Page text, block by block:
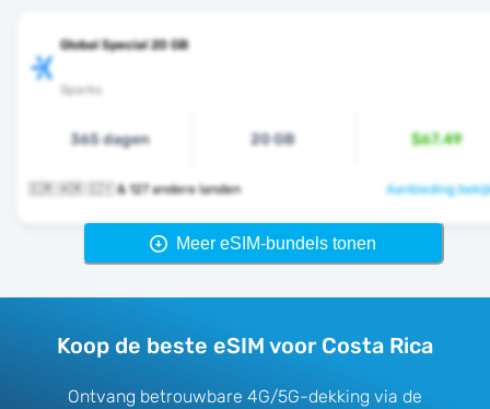
Global Special 20 GB
Sparks
365 dagen 20 GB $67.49
🇨🇷 🇭🇷 🇨🇾 & 127 andere landen Aanbieding
Meer eSIM-bundels tonen
Koop de beste eSIM voor Costa Rica
Ontvang betrouwbare 4G/5G-dekking via de